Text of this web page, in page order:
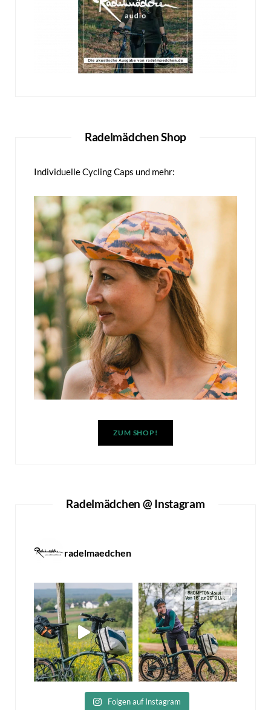
Radelmädchen Shop
Individuelle Cycling Caps und mehr:
ZUM SHOP!
Radelmädchen @ Instagram
radelmaedchen
Folgen auf Instagram